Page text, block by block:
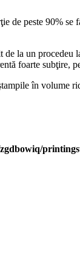
de peste 90% se
la un
foarte subţire,
în volume